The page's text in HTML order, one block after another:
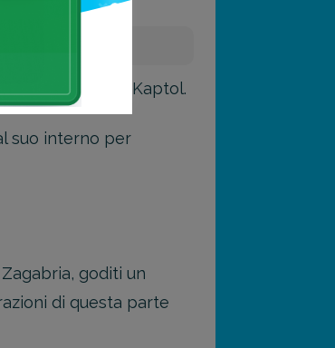
vicino a Piazza Kaptol.
suo interno per
goditi un
di questa parte